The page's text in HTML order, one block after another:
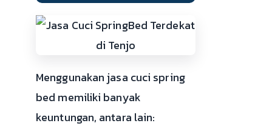
Menggunakan jasa cuci spring
bed memiliki banyak
keuntungan, antara lain: